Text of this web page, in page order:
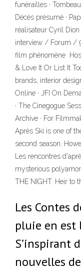
funérailles ·
Décès présumé ·
réalisateur Cyril
interview / Forum /
film phénomène
& Love It Or List It
brands, interior
Online · JFI On
· The Cinegogue
Archive · For
Après Ski is one of
second season.
Les rencontres
mysterious
THE NIGHT. Heir to
Les Contes
pluie en est
S’inspirant
nouvelles